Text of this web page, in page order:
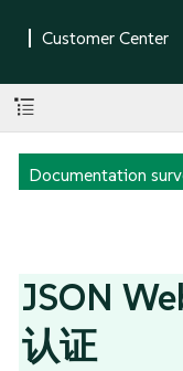
Documentation
JSON
认证